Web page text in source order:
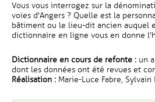
Vous vous interrogez sur la
voies d'Angers ? Quelle est la
bâtiment ou le lieu-dit ancien auquel
dictionnaire en ligne vous en donne
Dictionnaire en cours de refonte : un
dont les données ont été revues et
Réalisation : Marie-Luce Fabre, Sylvain